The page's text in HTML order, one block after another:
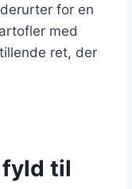
for en
med
ret, der
til